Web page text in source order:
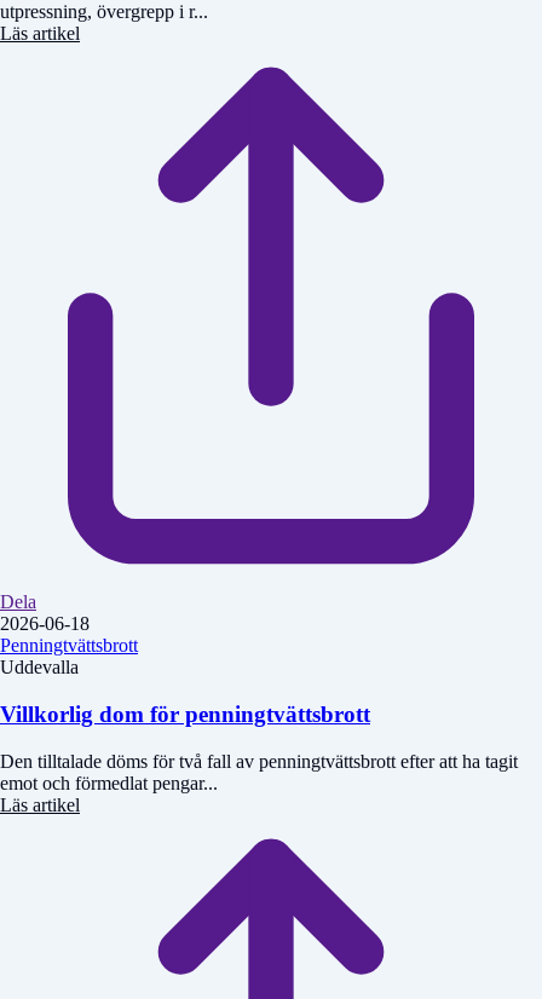
utpressning, övergrepp i r...
Läs artikel
Dela
2026-06-18
Penningtvättsbrott
Uddevalla
Villkorlig dom för penningtvättsbrott
Den tilltalade döms för två fall av penningtvättsbrott efter att ha tagit
emot och förmedlat pengar...
Läs artikel